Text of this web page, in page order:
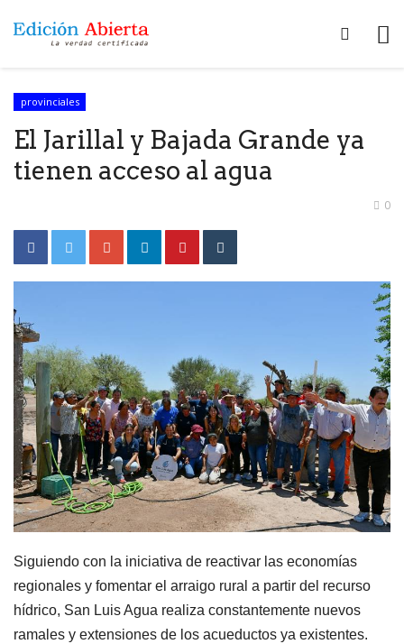
provinciales
El Jarillal y Bajada Grande ya
tienen acceso al agua
0
Siguiendo con la iniciativa de reactivar las economías
regionales y fomentar el arraigo rural a partir del recurso
hídrico, San Luis Agua realiza constantemente nuevos
ramales y extensiones de los acueductos ya existentes.